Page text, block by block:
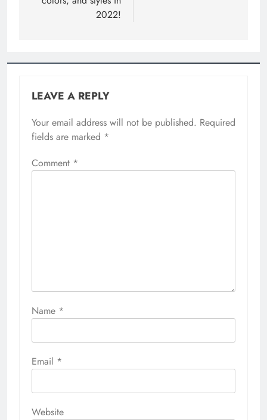
2022!
LEAVE A REPLY
Your email address will not be published. Required
fields are marked *
Comment *
Name *
Email *
Website